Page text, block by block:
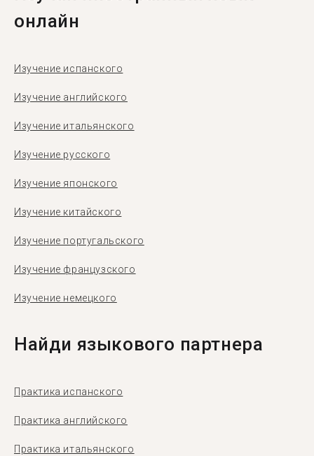
онлайн
Изучение испанского
Изучение английского
Изучение итальянского
Изучение русского
Изучение японского
Изучение китайского
Изучение португальского
Изучение французского
Изучение немецкого
Найди языкового партнера
Практика испанского
Практика английского
Практика итальянского